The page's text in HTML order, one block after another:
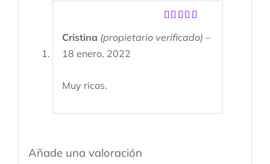
con5de 5
Cristina (propietario verificado) –
18 enero, 2022
Muy ricos.
Añade una valoración